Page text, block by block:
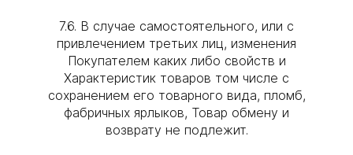
7.6. В случае самостоятельного, или с
привлечением третьих лиц, изменения
Покупателем каких либо свойств и
Характеристик товаров том числе с
сохранением его товарного вида, пломб,
фабричных ярлыков, Товар обмену и
возврату не подлежит.